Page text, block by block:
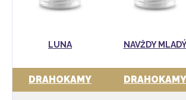
LUNA NAVŽDY
DRAHOKAMY DRAHOKAMY